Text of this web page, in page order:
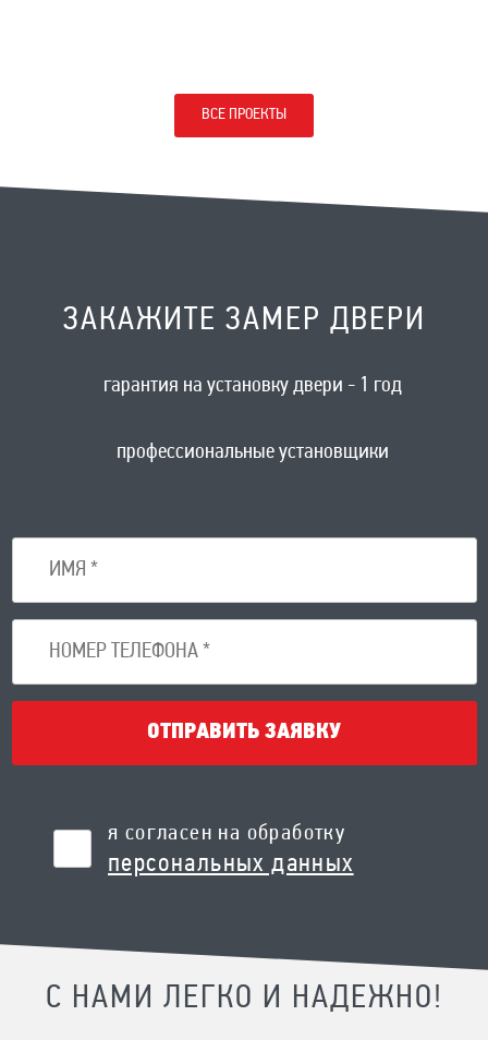
ВСЕ ПРОЕКТЫ
ЗАКАЖИТЕ ЗАМЕР ДВЕРИ
гарантия на установку двери - 1 год
профессиональные установщики
ОТПРАВИТЬ ЗАЯВКУ
я согласен на обработку
персональных данных
С НАМИ ЛЕГКО И НАДЕЖНО!